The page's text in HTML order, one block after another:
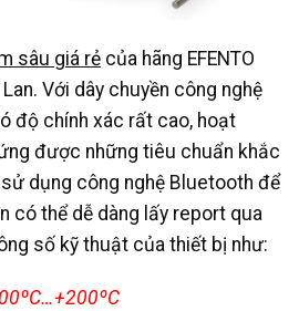
sâu giá rẻ của hãng EFENTO
Với dây chuyền công nghệ
độ chính xác rất cao, hoạt
được những tiêu chuẩn khắc
dụng công nghệ Bluetooth để
có thể dễ dàng lấy report qua
số kỹ thuật của thiết bị như: